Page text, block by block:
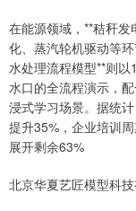
在能源领域，**秸秆
化、蒸汽轮机驱动等
水处理流程模型**则
水口的全流程演示，
浸式学习场景。据统
提升35%，企业培训周
展开剩余63%
北京华夏艺匠模型科